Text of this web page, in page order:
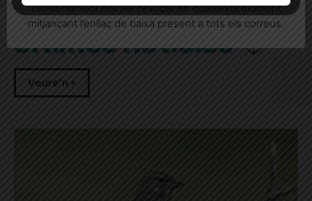
Últimes notícies
Veure'n +
consentiment pot ser revocat en qualsevol moment
mitjançant l’enllaç de baixa present a tots els correus.